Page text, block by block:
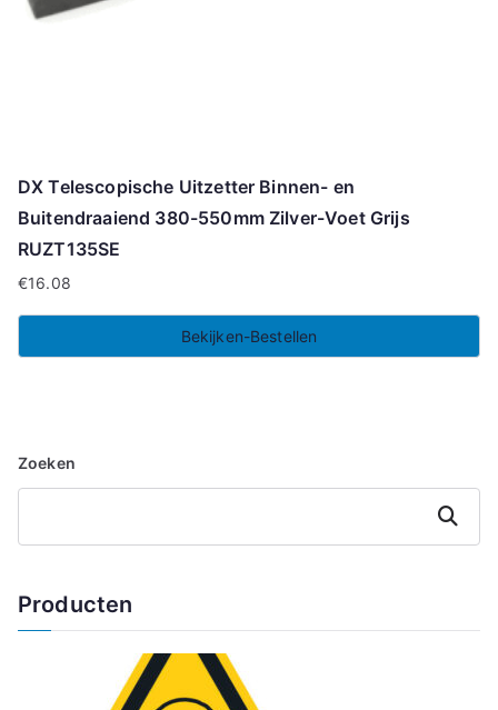
DX Telescopische Uitzetter Binnen- en
Buitendraaiend 380-550mm Zilver-Voet Grijs
RUZT135SE
€16.08
Bekijken-Bestellen
Zoeken
Zoeken
Producten